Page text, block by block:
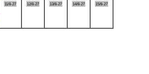
11/8-27 12/8-27 13/8-27 14/8-27 15/8-27